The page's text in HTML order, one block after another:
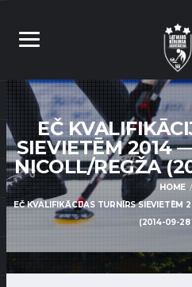
EČ
SIEVIETĒM 2014
NICOLL/REGŽA
HOME
EČ KVALIFIKĀCIJAS TURNĪRS SIEVIETĒM
(2014-09-28